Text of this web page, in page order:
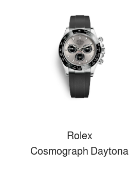
Rolex
Cosmograph Daytona